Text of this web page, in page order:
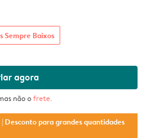
Sempre Baixos
agora
não ofrete.
| Desconto para grandes quantidades